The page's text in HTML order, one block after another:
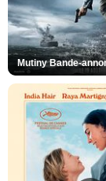
Mutiny Bande-